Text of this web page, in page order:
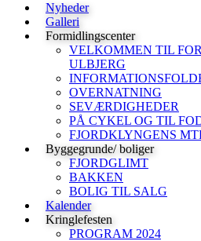
Nyheder
Galleri
Formidlingscenter
VELKOMMEN TIL
ULBJERG
OVERNATNING
SEVÆRDIGHEDER
PÅ CYKEL OG TIL
FJORDKLYNGENS
Byggegrunde/ boliger
FJORDGLIMT
BAKKEN
BOLIG TIL SALG
Kalender
Kringlefesten
PROGRAM 2024